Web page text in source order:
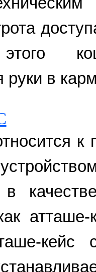
руки в
в
кейс